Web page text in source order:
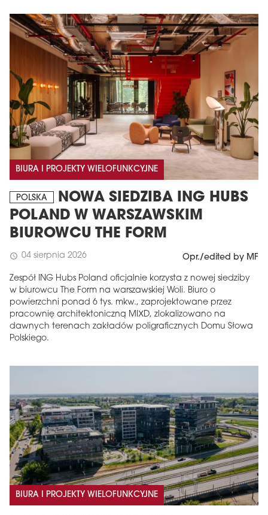
BIURA I PROJEKTY WIELOFUNKCYJNE
POLSKA
NOWA SIEDZIBA ING HUBS
POLAND W WARSZAWSKIM
BIUROWCU THE FORM
schedule 04 sierpnia 2026 Opr./edited by MF
Zespół ING Hubs Poland oficjalnie korzysta z nowej siedziby
w biurowcu The Form na warszawskiej Woli. Biuro o
powierzchni ponad 6 tys. mkw., zaprojektowane przez
pracownię architektoniczną MIXD, zlokalizowano na
dawnych terenach zakładów poligraficznych Domu Słowa
Polskiego.
BIURA I PROJEKTY WIELOFUNKCYJNE